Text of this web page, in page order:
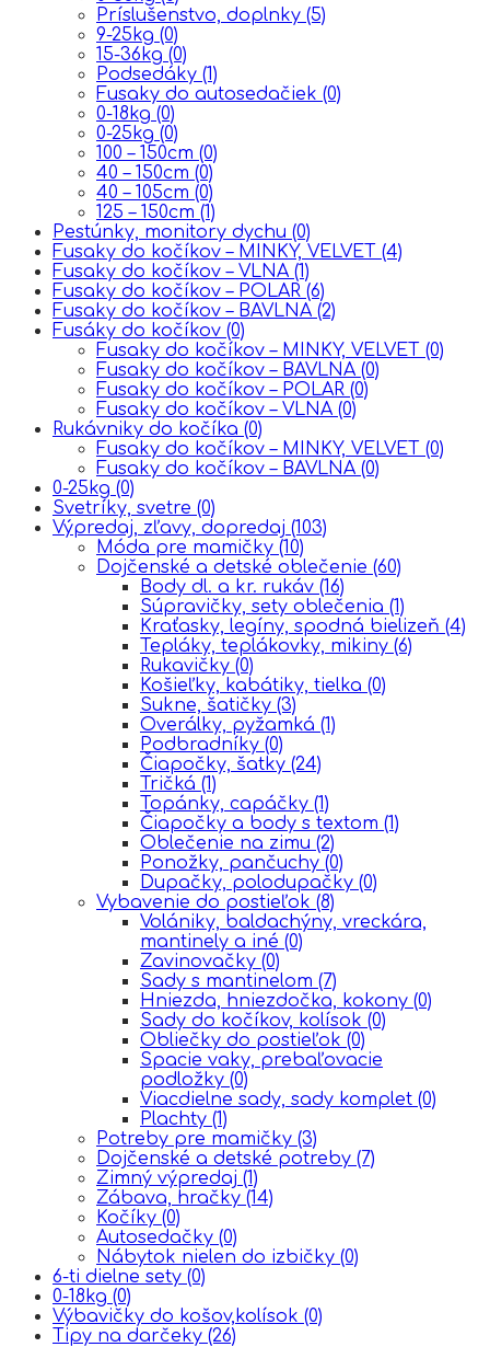
Príslušenstvo, doplnky (5)
9-25kg (0)
15-36kg (0)
Podsedáky (1)
Fusaky do autosedačiek (0)
0-18kg (0)
0-25kg (0)
100 – 150cm (0)
40 – 150cm (0)
40 – 105cm (0)
125 – 150cm (1)
Pestúnky, monitory dychu (0)
Fusaky do kočíkov – MINKY, VELVET (4)
Fusaky do kočíkov – VLNA (1)
Fusaky do kočíkov – POLAR (6)
Fusaky do kočíkov – BAVLNA (2)
Fusáky do kočíkov (0)
Fusaky do kočíkov – MINKY, VELVET (0)
Fusaky do kočíkov – BAVLNA (0)
Fusaky do kočíkov – POLAR (0)
Fusaky do kočíkov – VLNA (0)
Rukávniky do kočíka (0)
Fusaky do kočíkov – MINKY, VELVET (0)
Fusaky do kočíkov – BAVLNA (0)
0-25kg (0)
Svetríky, svetre (0)
Výpredaj, zľavy, dopredaj (103)
Móda pre mamičky (10)
Dojčenské a detské oblečenie (60)
Body dl. a kr. rukáv (16)
Súpravičky, sety oblečenia (1)
Kraťasky, legíny, spodná bielizeň (4)
Tepláky, teplákovky, mikiny (6)
Rukavičky (0)
Košieľky, kabátiky, tielka (0)
Sukne, šatičky (3)
Overálky, pyžamká (1)
Podbradníky (0)
Čiapočky, šatky (24)
Tričká (1)
Topánky, capáčky (1)
Čiapočky a body s textom (1)
Oblečenie na zimu (2)
Ponožky, pančuchy (0)
Dupačky, polodupačky (0)
Vybavenie do postieľok (8)
Volániky, baldachýny, vreckára,
mantinely a iné (0)
Zavinovačky (0)
Sady s mantinelom (7)
Hniezda, hniezdočka, kokony (0)
Sady do kočíkov, kolísok (0)
Obliečky do postieľok (0)
Spacie vaky, prebaľovacie
podložky (0)
Viacdielne sady, sady komplet (0)
Plachty (1)
Potreby pre mamičky (3)
Dojčenské a detské potreby (7)
Zimný výpredaj (1)
Zábava, hračky (14)
Kočíky (0)
Autosedačky (0)
Nábytok nielen do izbičky (0)
6-ti dielne sety (0)
0-18kg (0)
Výbavičky do košov,kolísok (0)
Tipy na darčeky (26)